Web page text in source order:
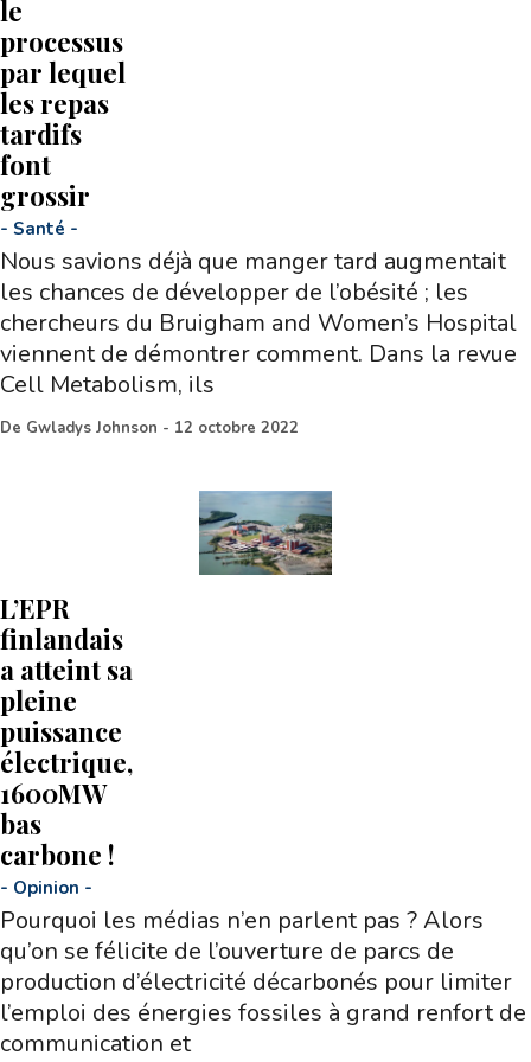
le
processus
par lequel
les repas
tardifs
font
grossir
- Santé -
Nous savions déjà que manger tard augmentait
les chances de développer de l’obésité ; les
chercheurs du Bruigham and Women’s Hospital
viennent de démontrer comment. Dans la revue
Cell Metabolism, ils
De Gwladys Johnson - 12 octobre 2022
L’EPR
finlandais
a atteint sa
pleine
puissance
électrique,
1600MW
bas
carbone !
- Opinion -
Pourquoi les médias n’en parlent pas ? Alors
qu’on se félicite de l’ouverture de parcs de
production d’électricité décarbonés pour limiter
l’emploi des énergies fossiles à grand renfort de
communication et